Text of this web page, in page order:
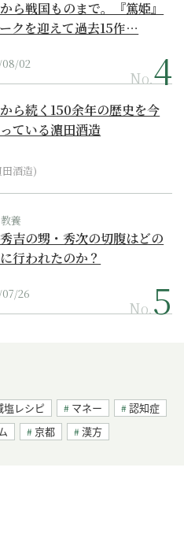
ら戦国ものまで。『篤姫』
クを迎えて過去15作…
02
No.
ら続く150余年の歴史を今
ている濵田酒造
酒造)
養
吉の甥・秀次の切腹はどの
行われたのか？
26
No.
塩レシピ マネー
認知症
京都 漢方